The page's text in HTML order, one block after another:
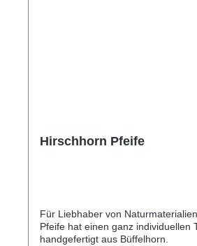
Hirschhorn Pfeife
Für Liebhaber von
Pfeife hat einen ganz individuellen
handgefertigt aus Büffelhorn.